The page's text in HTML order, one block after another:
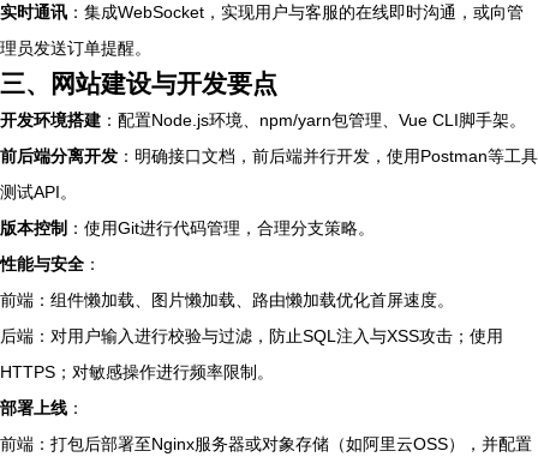
实时通讯 ：集成WebSocket，实现用户与客服的在线即时沟通，或向管
理员发送订单提醒。
三、网站建设与开发要点
开发环境搭建 ：配置Node.js环境、npm/yarn包管理、Vue CLI脚手架。
前后端分离开发 ：明确接口文档，前后端并行开发，使用Postman等工具
测试API。
版本控制 ：使用Git进行代码管理，合理分支策略。
性能与安全 ：
前端：组件懒加载、图片懒加载、路由懒加载优化首屏速度。
后端：对用户输入进行校验与过滤，防止SQL注入与XSS攻击；使用
HTTPS；对敏感操作进行频率限制。
部署上线 ：
前端：打包后部署至Nginx服务器或对象存储（如阿里云OSS），并配置